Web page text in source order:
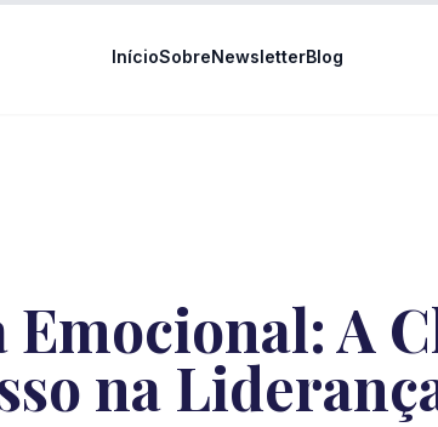
InícioSobreNewsletterBlog
A
na